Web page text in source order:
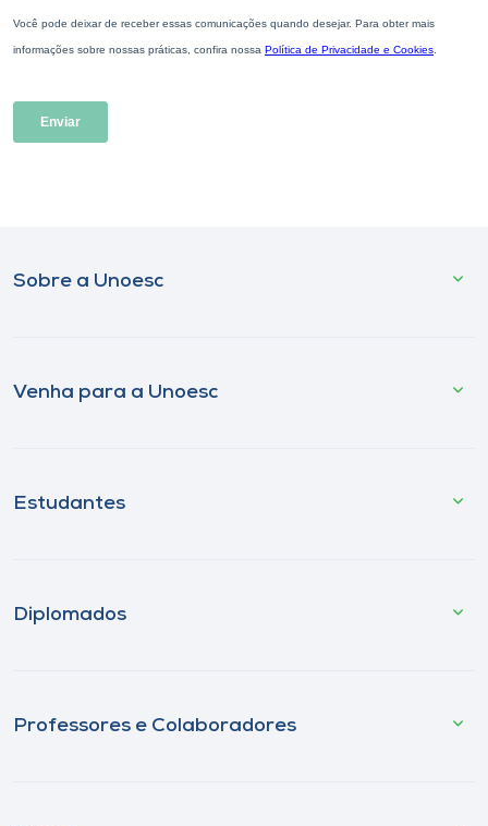
Sobre a Unoesc
Venha para a Unoesc
Estudantes
Diplomados
Professores e Colaboradores